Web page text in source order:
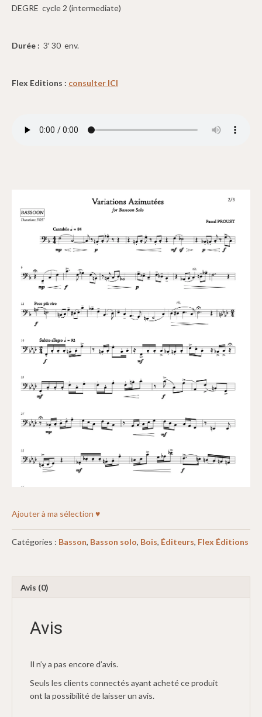
DEGRE cycle 2 (intermediate)
Durée : 3′ 30 env.
Flex Editions : consulter ICI
Ajouter à ma sélection ♥
Catégories : Basson, Basson solo, Bois, Éditeurs, Flex Éditions
Avis (0)
Avis
Il n’y a pas encore d’avis.
Seuls les clients connectés ayant acheté ce produit
ont la possibilité de laisser un avis.